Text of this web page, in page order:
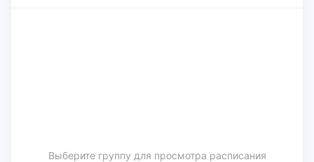
Выберите группу для просмотра расписания